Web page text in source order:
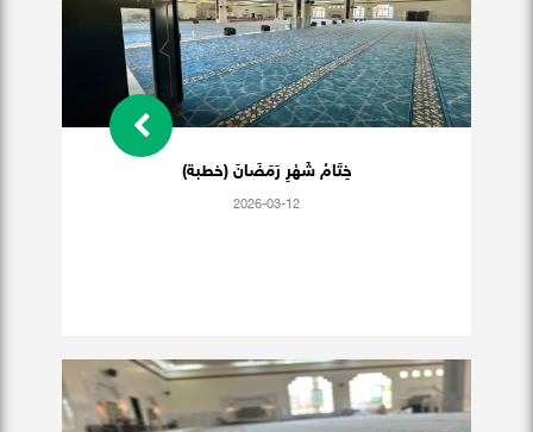
خِتَامُ شَهْرِ رَمَضَانَ (خطبة)
2026-03-12